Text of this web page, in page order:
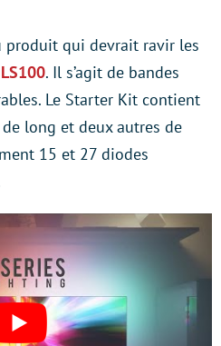
produit qui devrait ravir les
. Il s’agit de bandes
Le Starter Kit contient
long et deux autres de
15 et 27 diodes